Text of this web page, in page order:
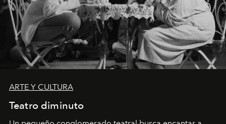
ARTE Y CULTURA
Teatro diminuto